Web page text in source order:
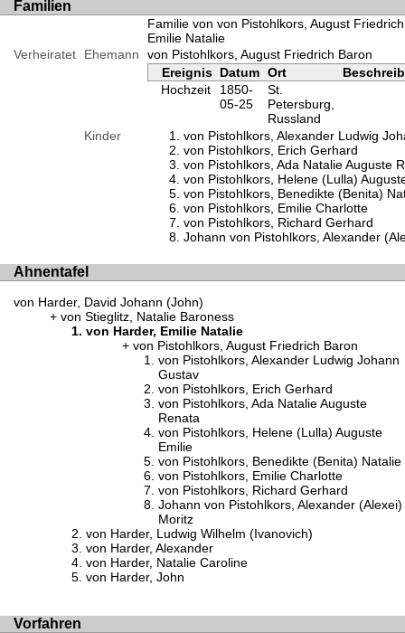
Familien
Familie von von Pistohlkors, August
Emilie Natalie
Verheiratet
Ehemann
von Pistohlkors, August Friedrich Baron
Ereignis Datum Ort
Hochzeit
1850-
05-25
St.
Petersburg,
Russland
Kinder
von Pistohlkors, Alexander Ludwig
von Pistohlkors, Erich Gerhard
von Pistohlkors, Ada Natalie Auguste
von Pistohlkors, Helene (Lulla)
von Pistohlkors, Benedikte (Benita)
von Pistohlkors, Emilie Charlotte
von Pistohlkors, Richard Gerhard
Johann von Pistohlkors, Alexander
Ahnentafel
von Harder, David Johann (John)
von Stieglitz, Natalie Baroness
von Harder, Emilie Natalie
von Pistohlkors, August Friedrich Baron
von Pistohlkors, Alexander Ludwig Johann
Gustav
von Pistohlkors, Erich Gerhard
von Pistohlkors, Ada Natalie Auguste
Renata
von Pistohlkors, Helene (Lulla) Auguste
Emilie
von Pistohlkors, Benedikte (Benita) Natalie
von Pistohlkors, Emilie Charlotte
von Pistohlkors, Richard Gerhard
Johann von Pistohlkors, Alexander (Alexei)
Moritz
von Harder, Ludwig Wilhelm (Ivanovich)
von Harder, Alexander
von Harder, Natalie Caroline
von Harder, John
Vorfahren